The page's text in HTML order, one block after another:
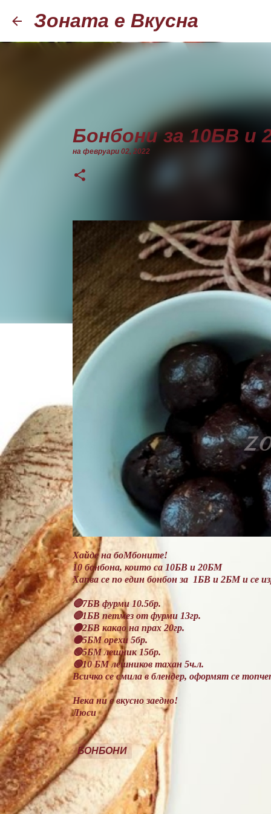
Зоната е Вкусна
Бонбони за 10БВ и
на февруари 02, 2022
Хайде на боМбоните!
10 бонбона, които са 10БВ и 20БМ
Хапва се по един бонбон за 1БВ и 2БМ и се
🔴7БВ фурми 10.5бр.
🔴1БВ петмез от фурми 13гр.
🟠2БВ какао на прах 20гр.
🟠5БМ орехи 5бр.
🟢5БМ лешник 15бр.
🟢10 БМ лешников тахан 5ч.л.
Всичко се смила в блендер, оформят се
Нека ни е вкусно заедно!
Люси
БОНБОНИ